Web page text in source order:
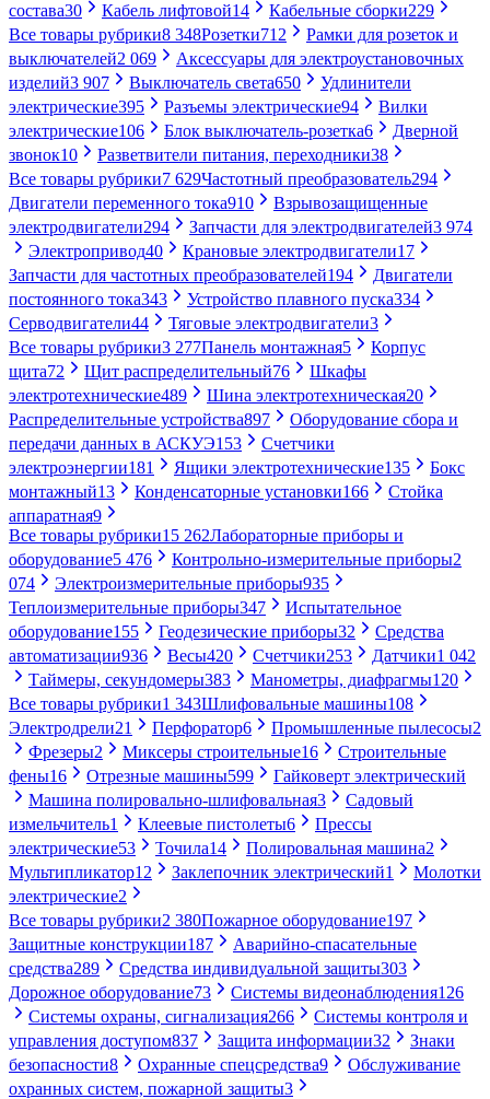
состава30 Кабель лифтовой14 Кабельные сборки229
Все товары рубрики8 348Розетки712
Рамки для розеток и
выключателей2 069
Аксессуары для электроустановочных
изделий3 907 Выключатель света650
Удлинители
электрические395 Разъемы электрические94
Вилки
электрические106 Блок выключатель-розетка6
Дверной
звонок10 Разветвители питания, переходники38
Все товары рубрики7 629Частотный преобразователь294
Двигатели переменного тока910
Взрывозащищенные
электродвигатели294 Запчасти для электродвигателей3 974
Электропривод40 Крановые электродвигатели17
Запчасти для частотных преобразователей194
Двигатели
постоянного тока343 Устройство плавного пуска334
Серводвигатели44 Тяговые электродвигатели3
Все товары рубрики3 277Панель монтажная5
Корпус
щита72 Щит распределительный76
Шкафы
электротехнические489 Шина электротехническая20
Распределительные устройства897
Оборудование сбора и
передачи данных в АСКУЭ153
Счетчики
электроэнергии181 Ящики электротехнические135
Бокс
монтажный13 Конденсаторные установки166
Стойка
аппаратная9
Все товары рубрики15 262Лабораторные приборы и
оборудование5 476 Контрольно-измерительные приборы2
074
Электроизмерительные приборы935
Теплоизмерительные приборы347
Испытательное
оборудование155 Геодезические приборы32
Средства
автоматизации936 Весы420 Счетчики253 Датчики1 042
Таймеры, секундомеры383 Манометры, диафрагмы120
Все товары рубрики1 343Шлифовальные машины108
Электродрели21 Перфоратор6 Промышленные пылесосы2
Фрезеры2 Миксеры строительные16
Строительные
фены16 Отрезные машины599
Гайковерт электрический
Машина полировально-шлифовальная3
Садовый
измельчитель1 Клеевые пистолеты6
Прессы
электрические53 Точила14 Полировальная машина2
Мультипликатор12 Заклепочник электрический1
Молотки
электрические2
Все товары рубрики2 380Пожарное оборудование197
Защитные конструкции187
Аварийно-спасательные
средства289 Средства индивидуальной защиты303
Дорожное оборудование73 Системы видеонаблюдения126
Системы охраны, сигнализация266
Системы контроля и
управления доступом837 Защита информации32
Знаки
безопасности8 Охранные спецсредства9
Обслуживание
охранных систем, пожарной защиты3